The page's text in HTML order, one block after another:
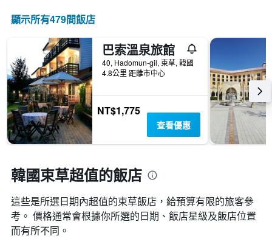
軸，
顯
去
三
天
內
找
到
的
今
間
平
均
價
格。
按
星
類
的
飯
店
類
別。
此
圖
有
條
軸，
顯
況。
有
1
個
X
軸，
顯
示
距
預
訂
期
的
天
數
顯示所有479間飯店
巴索溫泉旅館
40, Hadomun-gil, 束草, 韓國
4.8公里 距離市中心
NT$1,775
查看優惠
韓國束草超值的飯店
這些是所選日期內超值的束草​飯店，給預算有限的旅客參
考。 價格通常會根據你所選的日期、飯店星級及飯店位置
而有所不同。